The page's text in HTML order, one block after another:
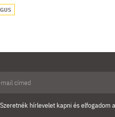
Szeretnék hírlevelet kapni és elfogadom a